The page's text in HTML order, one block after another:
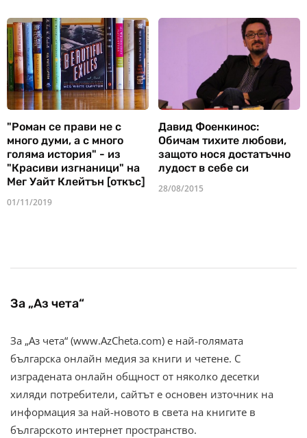
"Роман се прави не с
много думи, а с много
голяма история" - из
"Красиви изгнаници" на
Мег Уайт Клейтън [откъс]
01/11/2019
Давид Фоенкинос:
Обичам тихите любови,
защото нося достатъчно
лудост в себе си
28/08/2015
За „Аз чета“
За „Аз чета“ (www.AzCheta.com) е най-голямата
българска онлайн медия за книги и четене. С
изградената онлайн общност от няколко десетки
хиляди потребители, сайтът е основен източник на
информация за най-новото в света на книгите в
българското интернет пространство.